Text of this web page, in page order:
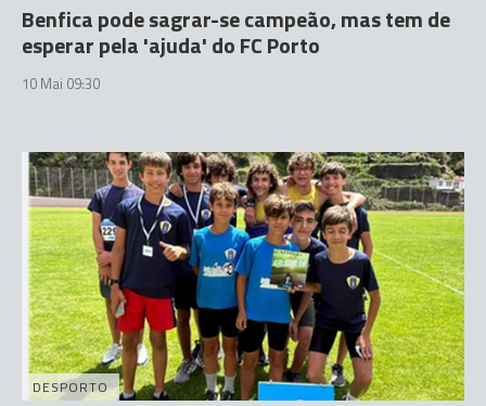
Benfica pode sagrar-se campeão, mas tem de
esperar pela 'ajuda' do FC Porto
10 Mai 09:30
DESPORTO